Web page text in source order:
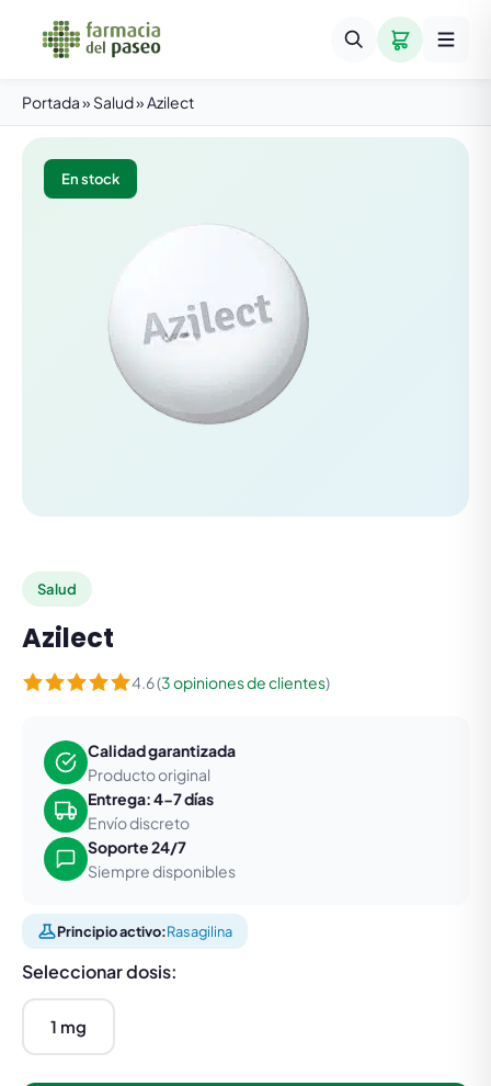
Portada» Salud»Azilect
En stock
Salud
Azilect
4.6 (3 opiniones de clientes)
Calidad garantizada
Producto original
Entrega: 4-7 días
Envío discreto
Soporte 24/7
Siempre disponibles
Principio activo:Rasagilina
Seleccionar dosis:
1 mg